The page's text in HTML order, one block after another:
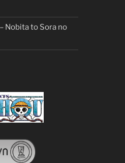
Nobita to Sora no